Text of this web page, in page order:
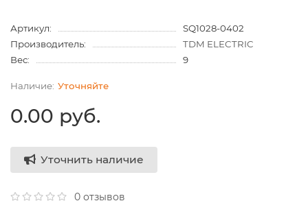
Артикул:
SQ1028-0402
Производитель:
TDM ELECTRIC
Вес:
9
Уточняйте
0.00 руб.
Уточнить наличие
0 отзывов